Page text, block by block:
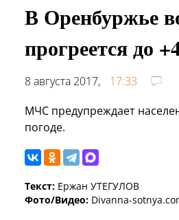
В Оренбуржье
прогреется до
8 августа 2017,
17:33
МЧС предупреждает
погоде.
Текст: Ержан УТЕГУЛОВ
Фото/Видео: Divanna-